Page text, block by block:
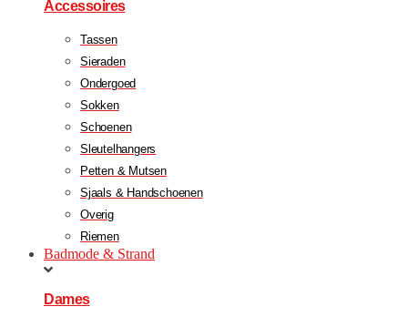
Accessoires
Tassen
Sieraden
Ondergoed
Sokken
Schoenen
Sleutelhangers
Petten & Mutsen
Sjaals & Handschoenen
Overig
Riemen
Badmode & Strand
Dames